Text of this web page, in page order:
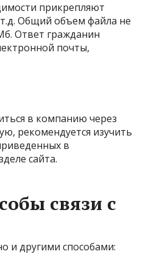
прикрепляют
Общий объем файла не
Ответ гражданин
почты,
в компанию через
рекомендуется изучить
в
сайта.
связи с
и другими способами: